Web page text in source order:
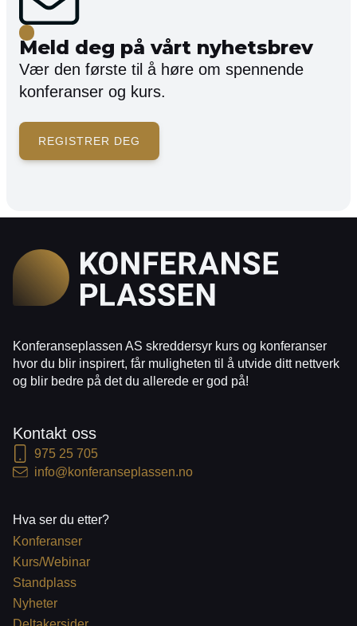
Meld deg på vårt nyhetsbrev
Vær den første til å høre om spennende
konferanser og kurs.
REGISTRER DEG
Konferanseplassen AS skreddersyr kurs og konferanser
hvor du blir inspirert, får muligheten til å utvide ditt nettverk
og blir bedre på det du allerede er god på!
Kontakt oss
975 25 705
info@konferanseplassen.no
Hva ser du etter?
Konferanser
Kurs/Webinar
Standplass
Nyheter